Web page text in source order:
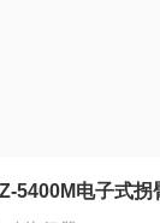
5400M电子式拐